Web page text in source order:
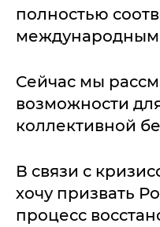
полностью
международным
Сейчас мы
возможности
коллективной
В связи с
хочу призвать
процесс